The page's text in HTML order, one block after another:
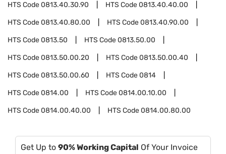
HTS Code0813.40.30.90 HTS Code0813.40.40.00
HTS Code0813.40.80.00 HTS Code0813.40.90.00
HTS Code0813.50 HTS Code0813.50.00
HTS Code0813.50.00.20 HTS Code0813.50.00.40
HTS Code0813.50.00.60 HTS Code0814
HTS Code0814.00 HTS Code0814.00.10.00
HTS Code0814.00.40.00 HTS Code0814.00.80.00
Get Up to 90% Working Capital Of Your Invoice